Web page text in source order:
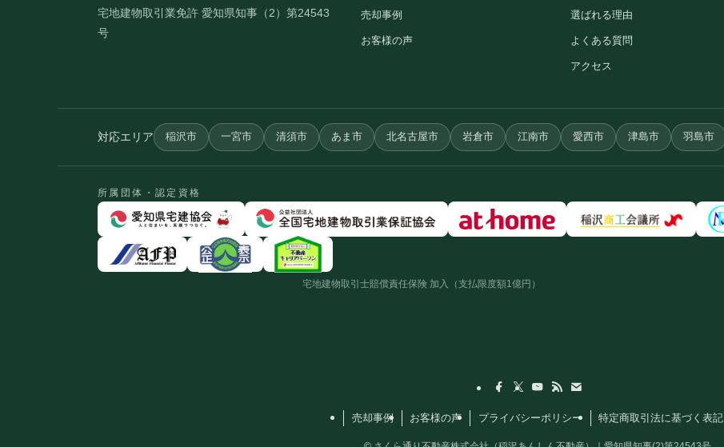
宅地建物取引業免許 愛知県知事（2）第24543
号
売却事例
お客様の声
選ばれる理由
よくある質問
アクセス
対応エリア 稲沢市 一宮市 清須市 あま市 北名古屋市 岩倉市 江南市 愛西市 津島市 羽島市
所属団体・認定資格
宅地建物取引士賠償責任保険 加入（支払限度額1億円）
売却事例 お客様の声 プライバシーポリシー 特定商取引法に基づく表記